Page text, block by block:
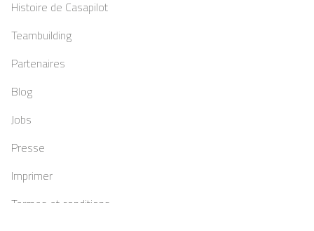
Histoire de Casapilot
Teambuilding
Partenaires
Blog
Jobs
Presse
Imprimer
Termes et conditions